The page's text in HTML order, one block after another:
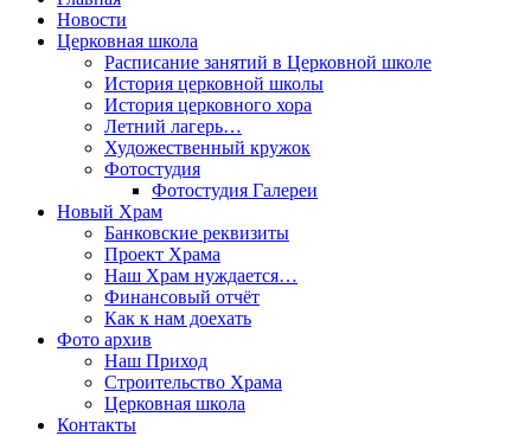
Новости
Церковная школа
Расписание занятий в Церковной школе
История церковной школы
История церковного хора
Летний лагерь…
Художественный кружок
Фотостудия
Фотостудия Галереи
Новый Храм
Банковские реквизиты
Проект Храма
Наш Храм нуждается…
Финансовый отчёт
Как к нам доехать
Фото архив
Наш Приход
Строительство Храма
Церковная школа
Контакты